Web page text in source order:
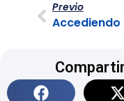
Previo